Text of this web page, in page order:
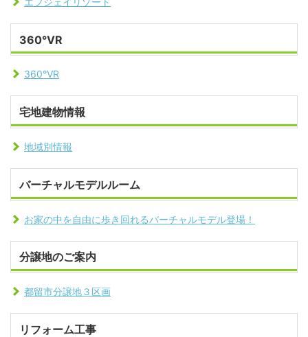
360°VR
360°VR
宅地建物情報
地域別情報
バーチャルモデルルーム
お家の中を自由に歩き回れるバーチャルモデル登場！
分譲地のご案内
都留市分譲地３区画
リフォーム工事